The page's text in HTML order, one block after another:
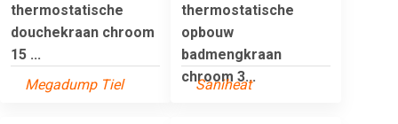
thermostatische
douchekraan chroom
15 ...
Megadump Tiel
thermostatische
opbouw
badmengkraan
chroom 3...
Saniheat